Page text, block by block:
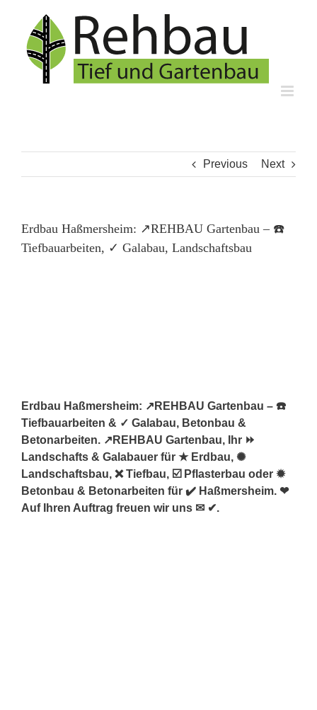
content
Previous Next
Erdbau Haßmersheim: ↗️REHBAU Gartenbau – ☎️
Tiefbauarbeiten, ✓ Galabau, Landschaftsbau
Erdbau Haßmersheim: ↗️REHBAU Gartenbau – ☎️
Tiefbauarbeiten & ✓ Galabau, Betonbau &
Betonarbeiten. ↗️REHBAU Gartenbau, Ihr ⏩
Landschafts & Galabauer für ★ Erdbau, ✺
Landschaftsbau, ❌ Tiefbau, ☑️ Pflasterbau oder ✹
Betonbau & Betonarbeiten für ✔️ Haßmersheim. ❤
Auf Ihren Auftrag freuen wir uns ✉ ✔.